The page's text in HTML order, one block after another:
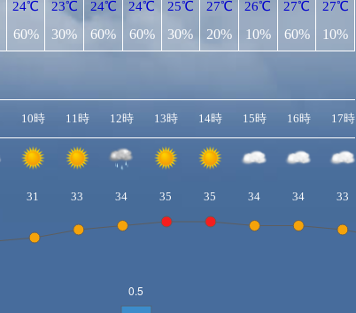
24℃
60%
23℃
30%
24℃
60%
24℃
60%
25℃
30%
27℃
20%
26℃
10%
27℃
60%
27℃
10%
10時 11時 12時 13時 14時 15時 16時 17時
31 33 34 35 35 34 34 33